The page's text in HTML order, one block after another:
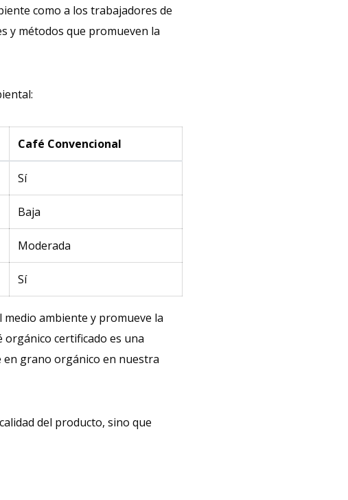
como a los trabajadores de
y métodos que promueven la
Café Convencional
Sí
Baja
Moderada
Sí
ambiente y promueve la
orgánico certificado es una
en grano orgánico en nuestra
del producto, sino que